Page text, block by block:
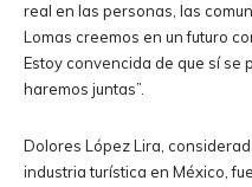
real en las personas, las
Lomas creemos en un futuro
Estoy convencida de que sí se
haremos juntas”.
Dolores López Lira,
industria turística en México,